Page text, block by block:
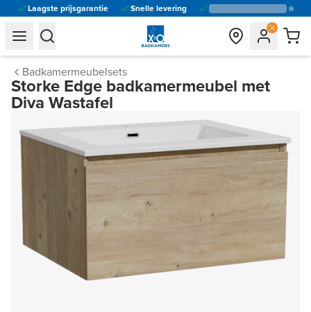
Laagste prijsgarantie Snelle levering
general.navigation.toggle_menu.label
general.navigation.toggle_menu.label
Badkamermeubelsets
Storke Edge badkamermeubel met
Diva Wastafel